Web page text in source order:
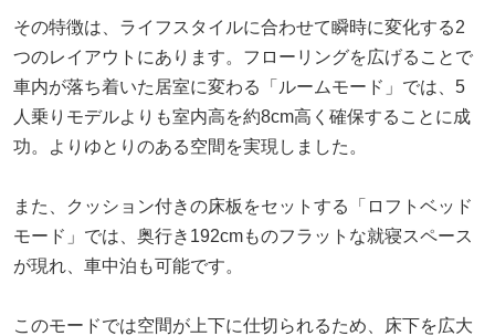
その特徴は、ライフスタイルに合わせて瞬時に変化する2
つのレイアウトにあります。フローリングを広げることで
車内が落ち着いた居室に変わる「ルームモード」では、5
人乗りモデルよりも室内高を約8cm高く確保することに成
功。よりゆとりのある空間を実現しました。
また、クッション付きの床板をセットする「ロフトベッド
モード」では、奥行き192cmものフラットな就寝スペース
が現れ、車中泊も可能です。
このモードでは空間が上下に仕切られるため、床下を広大